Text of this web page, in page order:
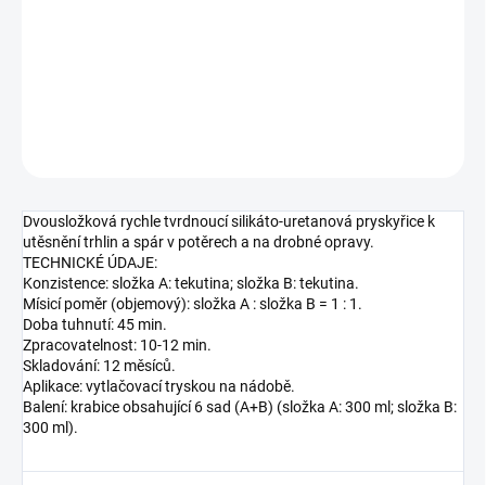
Dvousložková rychle tvrdnoucí silikáto-uretanová pryskyřice k
utěsnění trhlin a spár v potěrech a na drobné opravy.
TECHNICKÉ ÚDAJE:
Konzistence: složka A: tekutina; složka B: tekutina.
Mísicí poměr (objemový): složka A : složka B = 1 : 1.
Doba tuhnutí: 45 min.
Zpracovatelnost: 10-12 min.
Skladování: 12 měsíců.
Aplikace: vytlačovací tryskou na nádobě.
Balení: krabice obsahující 6 sad (A+B) (složka A: 300 ml; složka B:
300 ml).